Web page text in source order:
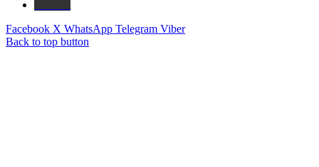
Facebook X WhatsApp Telegram Viber
Back to top button